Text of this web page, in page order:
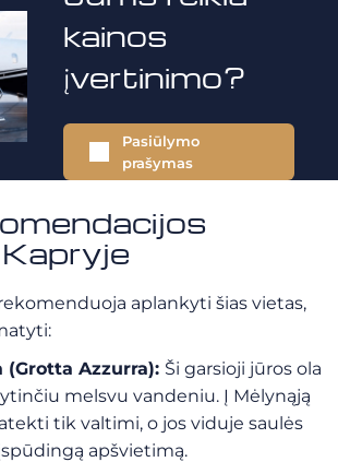
kainos
įvertinimo?
Pasiūlymo
prašymas
aplankyti šias vietas,
Azzurra): Ši garsioji jūros ola
melsvu vandeniu. Į Mėlynąją
tik valtimi, o jos viduje saulės
apšvietimą.